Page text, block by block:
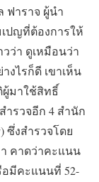
ฟาราจ ผู้นำ
ปญที่ต้องการให้
ว่า ดูเหมือนว่า
งไรก็ดี เขาเห็น
ผู้มาใช้สิทธิ์
รวจอีก 4 สำนัก
ซึ่งสำรวจโดย
คาดว่าคะแนน
มีคะแนนที่ 52-